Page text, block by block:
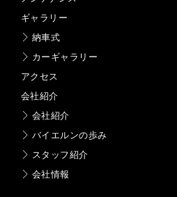
ギャラリー
納車式
カーギャラリー
アクセス
会社紹介
会社紹介
バイエルンの歩み
スタッフ紹介
会社情報